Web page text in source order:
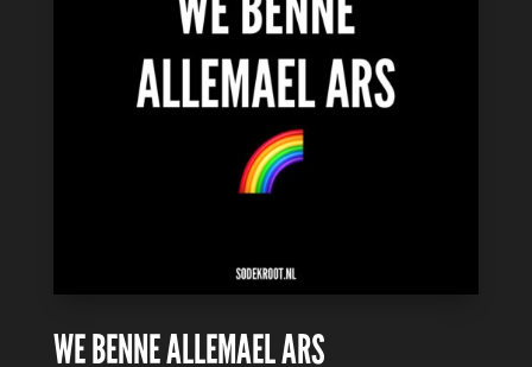
WE BENNE ALLEMAEL ARS